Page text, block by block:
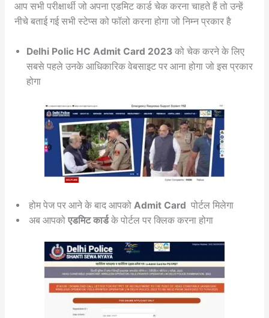
आप सभी परीक्षार्थी जो अपना एडमिट कार्ड चेक करना चाहते हैं तो उन्हें
नीचे बताई गई सभी स्टेप्स को फॉलो करना होगा जो निम्न प्रकार है
Delhi Polic HC Admit Card 2023 को चेक करने के लिए
सबसे पहले उनके आधिकारिक वेबसाइट पर आना होगा जो इस प्रकार
होगा
होम पेज पर आने के बाद आपको Admit Card पोर्टल मिलेगा
अब आपको एडमिट कार्डके पोर्टल पर क्लिक करना होगा